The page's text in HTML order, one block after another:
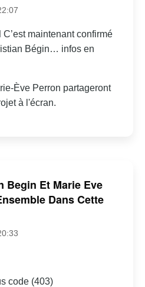
maintenant confirmé
Bégin… infos en
Ève Perron partageront
à l'écran.
Begin Et Marie Eve
Dans Cette
code (403)